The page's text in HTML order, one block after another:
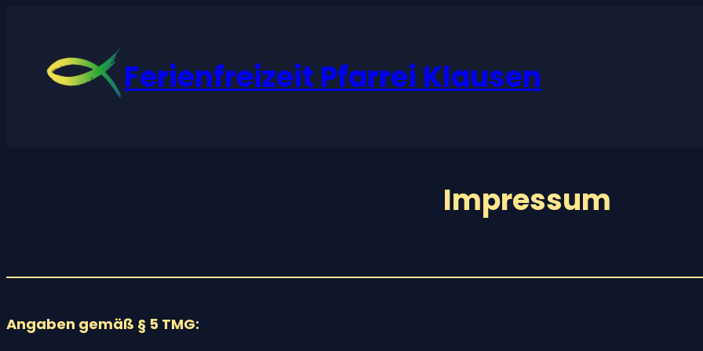
springen
Ferienfreizeit Pfarrei Klausen
Impressum
Angaben gemäß § 5 TMG: